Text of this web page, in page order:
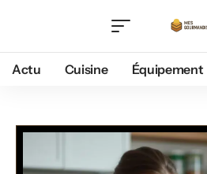
Actu Cuisine Équipement